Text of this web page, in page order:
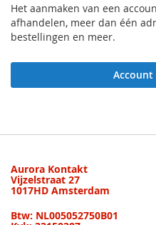
Het aanmaken van een
afhandelen, meer dan één
bestellingen en meer.
Account
Aurora Kontakt
Vijzelstraat 27
1017HD Amsterdam
Btw: NL005052750B01